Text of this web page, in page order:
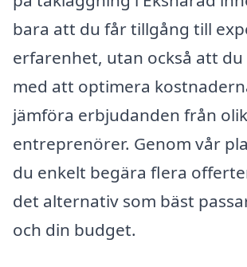
bara att du får tillgång till
erfarenhet, utan också att du
med att optimera
jämföra erbjudanden från
entreprenörer. Genom vår
du enkelt begära flera
det alternativ som bäst
och din budget.